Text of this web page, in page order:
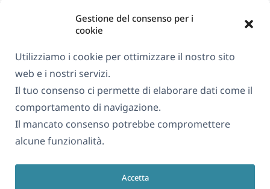
Gestione del consenso per i
cookie
Utilizziamo i cookie per ottimizzare il nostro sito
web e i nostri servizi.
Il tuo consenso ci permette di elaborare dati come il
comportamento di navigazione.
Il mancato consenso potrebbe compromettere
alcune funzionalità.
Accetta
GDPR e Informativa sulla Privacy
Unisciti al nostro team(si
apre
in
apre
in
apre